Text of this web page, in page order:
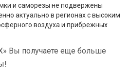
и саморезы не подвержены
актуально в регионах с высоким
воздуха и прибрежных
Вы получаете еще больше